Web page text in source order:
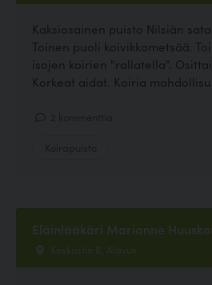
Kaksiosainen puisto Nilsiän
Toinen puoli koivikkometsää.
isojen koirien "rallatella".
Korkeat aidat. Koiria
Eläinlääkäri Marianne
Keskustie 8, Alavus